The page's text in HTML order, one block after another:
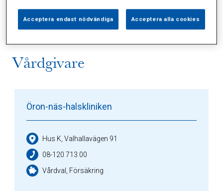
Sidor (0) Press (0) Sophianytt (2)
Vårdgivare
Öron-näs-halskliniken
Hus K, Valhallavägen 91
08-120 713 00
Vårdval, Försäkring
Acceptera endast nödvändiga Acceptera alla cookies